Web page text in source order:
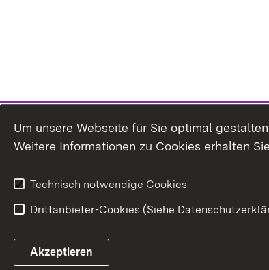
Um unsere Webseite für Sie optimal
Weitere Informationen zu Cookies erhalten
Technisch notwendige Cookies
Drittanbieter-Cookies (Siehe
Akzeptieren